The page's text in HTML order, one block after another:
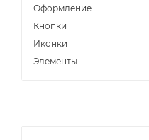
Оформление
Кнопки
Иконки
Элементы